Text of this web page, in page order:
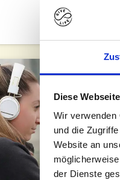
Diese
Wir verwenden
und die
Website an
der Dienste